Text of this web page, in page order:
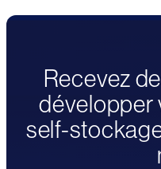
Recevez
développer
self-